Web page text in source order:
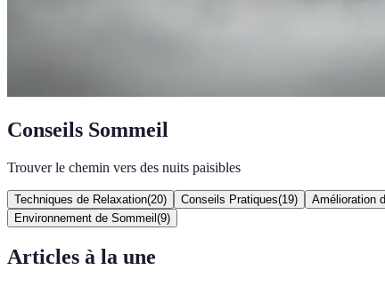
Conseils Sommeil
Trouver le chemin vers des nuits paisibles
Techniques de Relaxation(20) Conseils Pratiques(19) Amélioration
Environnement de Sommeil (9)
Articles à la une